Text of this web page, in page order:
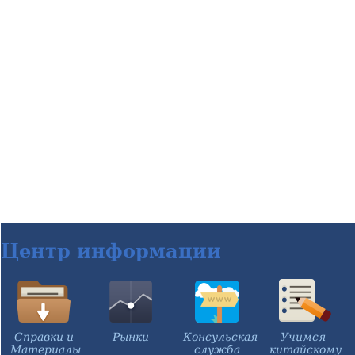
Центр информации
Справки и
Материалы
Рынки
Консульская
служба
Учимся
китайскому